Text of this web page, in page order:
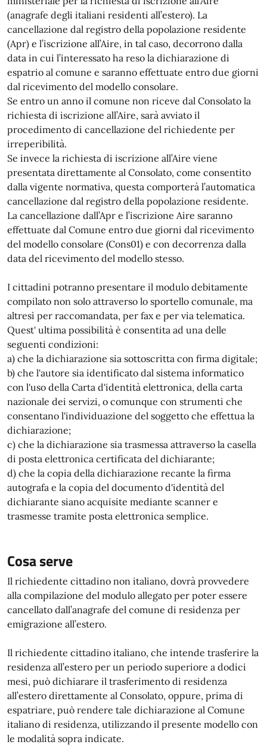
(anagrafe degli italiani residenti all’estero). La
cancellazione dal registro della popolazione residente
(Apr) e l’iscrizione all’Aire, in tal caso, decorrono dalla
data in cui l’interessato ha reso la dichiarazione di
espatrio al comune e saranno effettuate entro due giorni
dal ricevimento del modello consolare.
Se entro un anno il comune non riceve dal Consolato la
richiesta di iscrizione all’Aire, sarà avviato il
procedimento di cancellazione del richiedente per
irreperibilità.
Se invece la richiesta di iscrizione all’Aire viene
presentata direttamente al Consolato, come consentito
dalla vigente normativa, questa comporterà l’automatica
cancellazione dal registro della popolazione residente.
La cancellazione dall’Apr e l’iscrizione Aire saranno
effettuate dal Comune entro due giorni dal ricevimento
del modello consolare (Cons01) e con decorrenza dalla
data del ricevimento del modello stesso.
I cittadini potranno presentare il modulo debitamente
compilato non solo attraverso lo sportello comunale, ma
altresì per raccomandata, per fax e per via telematica.
Quest' ultima possibilità è consentita ad una delle
seguenti condizioni:
a) che la dichiarazione sia sottoscritta con firma digitale;
b) che l'autore sia identificato dal sistema informatico
con l'uso della Carta d'identità elettronica, della carta
nazionale dei servizi, o comunque con strumenti che
consentano l'individuazione del soggetto che effettua la
dichiarazione;
c) che la dichiarazione sia trasmessa attraverso la casella
di posta elettronica certificata del dichiarante;
d) che la copia della dichiarazione recante la firma
autografa e la copia del documento d'identità del
dichiarante siano acquisite mediante scanner e
trasmesse tramite posta elettronica semplice.
Cosa serve
Il richiedente cittadino non italiano, dovrà provvedere
alla compilazione del modulo allegato per poter essere
cancellato dall’anagrafe del comune di residenza per
emigrazione all’estero.
Il richiedente cittadino italiano, che intende trasferire la
residenza all’estero per un periodo superiore a dodici
mesi, può dichiarare il trasferimento di residenza
all’estero direttamente al Consolato, oppure, prima di
espatriare, può rendere tale dichiarazione al Comune
italiano di residenza, utilizzando il presente modello con
le modalità sopra indicate.